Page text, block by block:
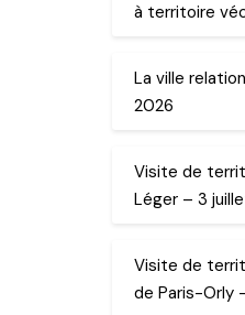
à territoire
La ville
2026
Visite de
Léger – 3
Visite de
de Paris-Orly